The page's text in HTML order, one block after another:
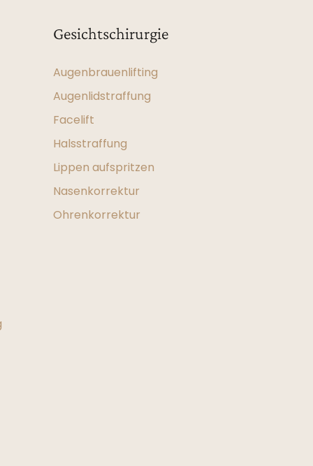
Gesichtschirurgie
Augenbrauenlifting
Augenlidstraffung
Facelift
Halsstraffung
Lippen aufspritzen
Nasenkorrektur
Ohrenkorrektur